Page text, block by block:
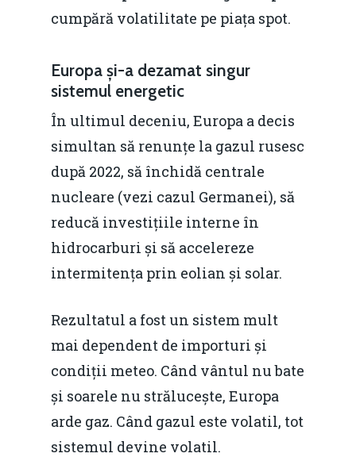
cumpără volatilitate pe piața spot.
Europa și-a dezamat singur
sistemul energetic
În ultimul deceniu, Europa a decis
simultan să renunțe la gazul rusesc
după 2022, să închidă centrale
nucleare (vezi cazul Germanei), să
reducă investițiile interne în
hidrocarburi și să accelereze
intermitența prin eolian și solar.
Rezultatul a fost un sistem mult
mai dependent de importuri și
condiții meteo. Când vântul nu bate
și soarele nu strălucește, Europa
arde gaz. Când gazul este volatil, tot
sistemul devine volatil.
Modelul economic
resurselor naturale
Piaţa gazelor naturale:
predictibilitate,
concurenţă.
Soluții de
IMM
Rolul băncilor în
Redresare vs.
Fiscalitate pentru o
Martie 2016
Agribusiness
Video
Marea Neagră în Noua
Politici Europene în
Economie
Video Forum Marea
Piața gazelor naturale:
predictibilitate,
concurență.
EM360 Talk
Burse pentru
Contact
Daniel Apostol
Email: